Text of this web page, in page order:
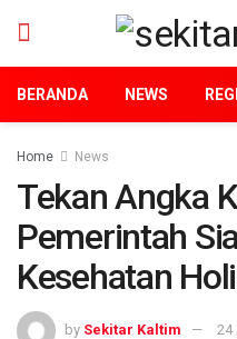
BERANDA NEWS
Home News
Tekan Angka
Pemerintah
Kesehatan
by Sekitar Kaltim
24